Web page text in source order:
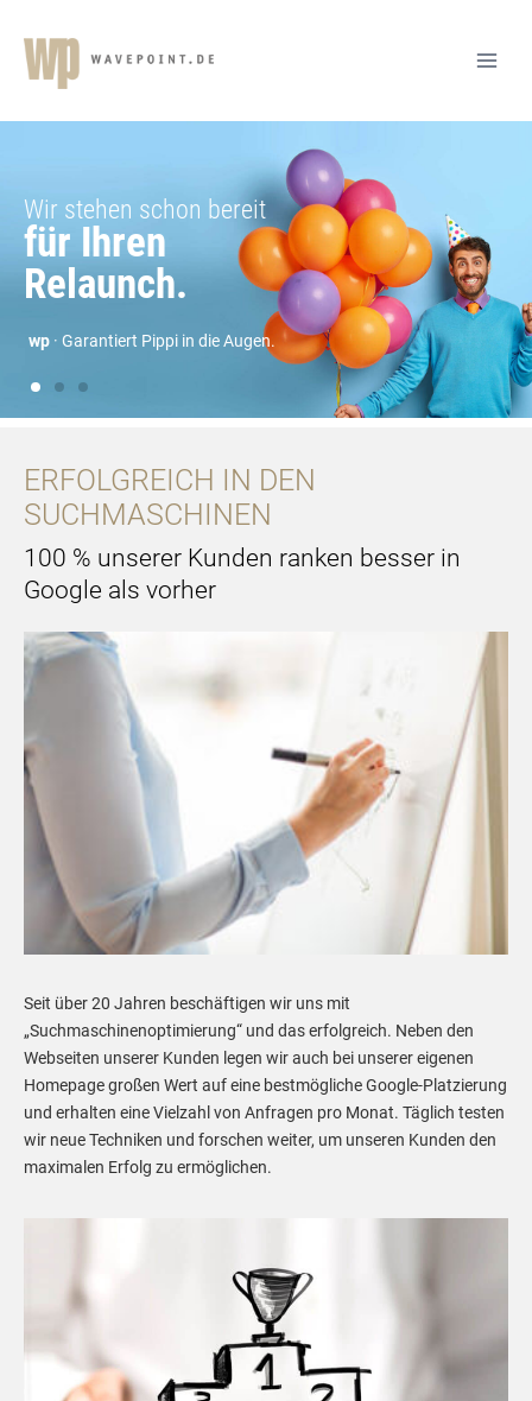
ERFOLGREICH IN DEN
SUCHMASCHINEN
100 % unserer Kunden ranken besser in
Google als vorher
Seit über 20 Jahren beschäftigen wir uns mit
„Suchmaschinenoptimierung“ und das erfolgreich. Neben den
Webseiten unserer Kunden legen wir auch bei unserer eigenen
Homepage großen Wert auf eine bestmögliche Google-Platzierung
und erhalten eine Vielzahl von Anfragen pro Monat. Täglich testen
wir neue Techniken und forschen weiter, um unseren Kunden den
maximalen Erfolg zu ermöglichen.